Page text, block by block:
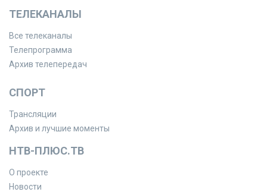
ТЕЛЕКАНАЛЫ
Все телеканалы
Телепрограмма
Архив телепередач
СПОРТ
Трансляции
Архив и лучшие моменты
НТВ-ПЛЮС.ТВ
О проекте
Новости